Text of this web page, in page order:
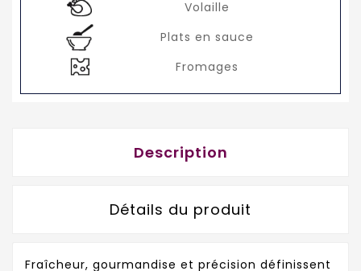
Volaille
Plats en sauce
Fromages
Description
Détails du produit
Fraîcheur, gourmandise et précision définissent